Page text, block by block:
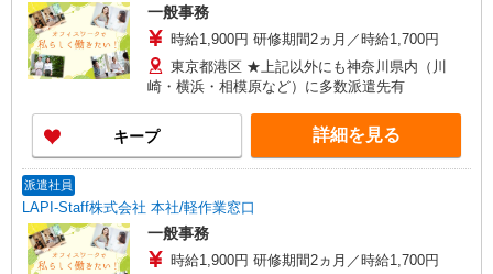
一般事務
時給1,900円 研修期間2ヵ月／時給1,700円
東京都港区 ★上記以外にも神奈川県内（川
崎・横浜・相模原など）に多数派遣先有
キープ 詳細を見る
派遣社員
LAPI-Staff株式会社 本社/軽作業窓口
一般事務
時給1,900円 研修期間2ヵ月／時給1,700円